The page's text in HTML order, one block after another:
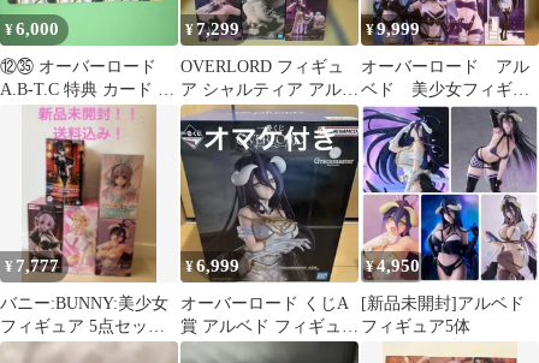
¥6,000
⑫㉟ オーバーロード
A.B-T.C 特典 カード ア
ルベド
¥7,299
OVERLORD フィギュ
ア シャルティア アルベ
ドまとめ売り
¥9,999
オーバーロード アル
ベド 美少女フィギュ
ア ８種セット 新品
未開封 被りなし
¥ 7,777
バニー:BUNNY:美少女
フィギュア 5点セット
まとめ売り
¥6,999
オーバーロード くじA
賞 アルベド フィギュア
1/7 Gracemaster
¥4,950
[新品未開封]アルベド
フィギュア5体